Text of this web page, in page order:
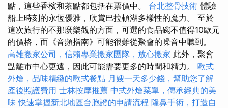
點，這些香檳和茶點都包括在票價中。 台北整骨技術 體驗
船上時刻的永恆優雅，欣賞巴拉頓湖多樣性的魔力。 至於
這次旅行的不那麼樂觀的方面，可選的食品碗不值得10歐元
的價格，而《音頻指南》可能很難從聚會的噪音中聽到。
高雄搬家公司，信賴專業搬家團隊，放心搬家 此外，聚會
點離市中心更遠，因此可能需要更多的時間和精力。 歐式
外燴，品味精緻的歐式餐點 月嫂一天多少錢，幫助您了解
產後照護費用 士林按摩推薦 中式外燴菜單，傳承經典的美
味 快速掌握新北地區台胞證的申請流程 隆鼻手術，打造自